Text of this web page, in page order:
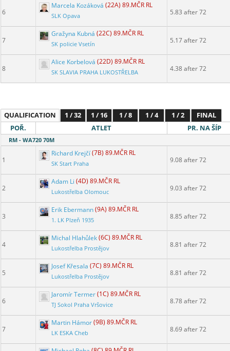
6
Marcela Kozáková (22A) 89.MČR RL
SLK Opava 5.83 after 72
7
Gražyna Kubná (22C) 89.MČR RL
SK policie Vsetín 5.17 after 72
8
Alice Korbelová (22D) 89.MČR RL
SK SLAVIA PRAHA LUKOSTŘELBA 4.38 after 72
QUALIFICATION 1 / 32 1 / 16 1 / 8 1 / 4 1 / 2
FINAL
POŘ.
ATLET PR. NA ŠÍP
RM - WA720 70M
1
Richard Krejčí(7B) 89.MČR RL
SK Start Praha 9.08 after 72
2
Adam Li (4D) 89.MČR RL
Lukostřelba Olomouc 9.03 after 72
3
Erik Ebermann(9A) 89.MČR RL
1. LK Plzeň 1935 8.85 after 72
4
Michal Hlahůlek(6C) 89.MČR RL
Lukostřelba Prostějov 8.81 after 72
5
Josef Křesala (7C) 89.MČR RL
Lukostřelba Prostějov 8.81 after 72
6
Jaromír Termer(1C) 89.MČR RL
TJ Sokol Praha Vršovice 8.78 after 72
7
Martin Hámor(9B) 89.MČR RL
LK ESKA Cheb 8.69 after 72